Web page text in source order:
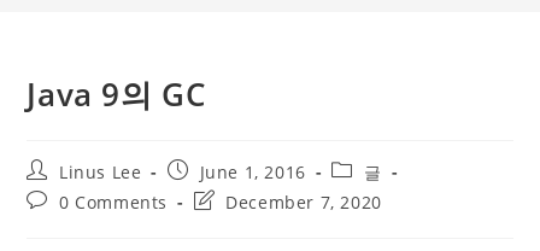
Java 9의 GC
Post
author:
Linus Lee
Post
published:
June 1, 2016
Post
category:
글
Post0 Comments
PostDecember 7, 2020